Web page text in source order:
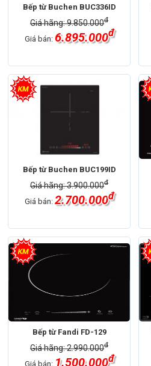
Bếp từ Buchen BUC336ID
Giá hãng: 9.850.000đ
Giá bán: 6.895.000đ
Bếp từ Buchen BUC199ID
Giá hãng: 3.900.000đ
Giá bán: 2.700.000đ
Bếp từ Fandi FD-129
Giá hãng: 2.990.000đ
Giá bán: 1.500.000đ